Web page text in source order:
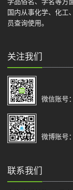
学品俗名、学名等方
国内从事化学、化工
员查询使用。
关注我们
微信账号：
微博账号：
联系我们